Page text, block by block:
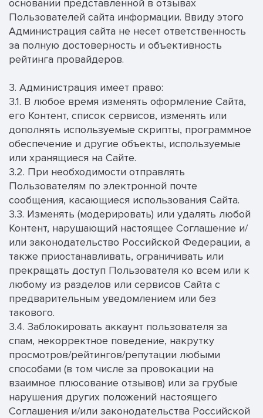
основании представленной в отзывах
Пользователей сайта информации. Ввиду этого
Администрация сайта не несет ответственность
за полную достоверность и объективность
рейтинга провайдеров.
3. Администрация имеет право:
3.1. В любое время изменять оформление Сайта,
его Контент, список сервисов, изменять или
дополнять используемые скрипты, программное
обеспечение и другие объекты, используемые
или хранящиеся на Сайте.
3.2. При необходимости отправлять
Пользователям по электронной почте
сообщения, касающиеся использования Сайта.
3.3. Изменять (модерировать) или удалять любой
Контент, нарушающий настоящее Соглашение и/
или законодательство Российской Федерации, а
также приостанавливать, ограничивать или
прекращать доступ Пользователя ко всем или к
любому из разделов или сервисов Сайта с
предварительным уведомлением или без
такового.
3.4. Заблокировать аккаунт пользователя за
спам, некорректное поведение, накрутку
просмотров/рейтингов/репутации любыми
способами (в том числе за провокации на
взаимное плюсование отзывов) или за грубые
нарушения других положений настоящего
Соглашения и/или законодательства Российской